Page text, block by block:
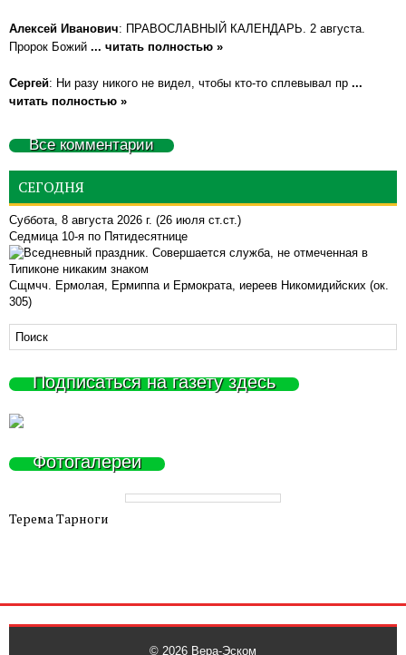
Алексей Иванович: ПРАВОСЛАВНЫЙ КАЛЕНДАРЬ. 2 августа.
Пророк Божий ... читать полностью »
Сергей: Ни разу никого не видел, чтобы кто-то сплевывал пр ...
читать полностью »
Все комментарии
СЕГОДНЯ
Суббота, 8 августа 2026 г. (26 июля ст.ст.)
Седмица 10-я по Пятидесятнице
Сщмчч. Ермолая, Ермиппа и Ермократа, иереев Никомидийских (ок.
305)
Подписаться на газету здесь
Фотогалереи
Терема Тарноги
© 2026 Вера-Эском